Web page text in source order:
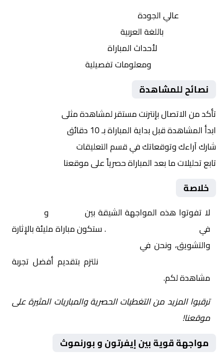
عالي الجودة
باللغة العربية
لأحداث المباراة
ومعلومات تفصيلية
نصائح للمشاهدة
تأكد من الاتصال بإنترنت مستقر لمشاهدة مثلى
ابدأ المشاهدة قبل بداية المباراة بـ 10 دقائق
شارك آراءك وتوقعاتك في قسم التعليقات
تابع تحليلات ما بعد المباراة حصرياً على موقعنا
خلاصة
لا تفوتوا هذه المواجهة الشيقة بين و
في
. ستكون مباراة مليئة بالإثارة
والتشويق، ونحن في
نلتزم بتقديم أفضل تجربة
مشاهدة لكم.
ترقبوا المزيد من التغطيات الحصرية والمباريات المثيرة على
موقعنا!
مواجهة قوية بين إيفرتون و بورنموث